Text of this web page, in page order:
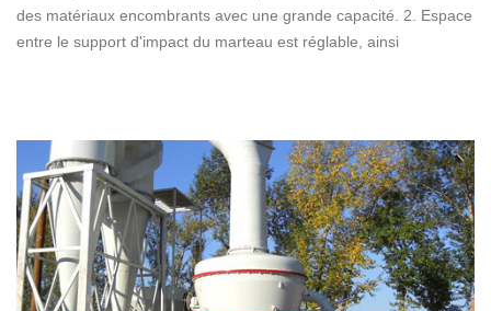
des matériaux encombrants avec une grande capacité. 2. Espace
entre le support d'impact du marteau est réglable, ainsi